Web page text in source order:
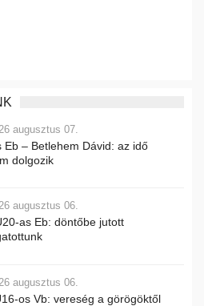
augusztus 07.
Eb – Betlehem Dávid: az idő
dolgozik
augusztus 06.
as Eb: döntőbe jutott
augusztus 06.
os Vb: vereség a görögöktől